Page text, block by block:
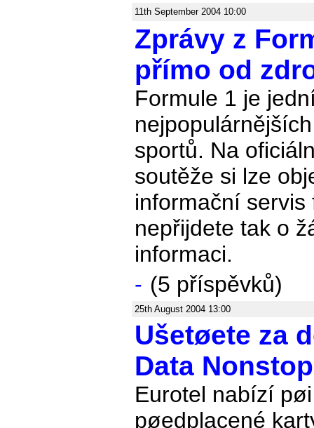
11th September 2004 10:00
Zprávy z
přímo od
Formule 1 je
sportů. Na
soutěže si lze
informační
nepřijdete tak o
informaci.
- (5 příspěvků)
25th August 2004 13:00
Ušetøete za
Data Nonstop
Eurotel nabízí
pøedplacené